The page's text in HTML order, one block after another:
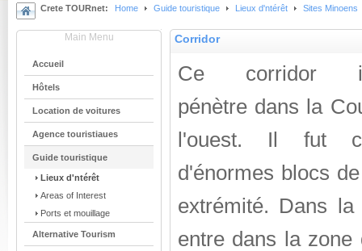
Crete TOURnet: Home Guide touristique Lieux d'ntérêt Sites Minoens
Main Menu
Accueil
Hôtels
Location de voitures
Agence touristiaues
Guide touristique
Lieux d'ntérêt
Areas of Interest
Ports et mouillage
Alternative Tourism
Corridor
Ce corridor
pénètre dans la
l'ouest. Il fut
d'énormes blocs
extrémité. Dans
entre dans la